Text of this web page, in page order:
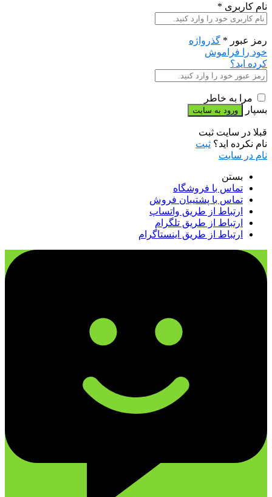
نام کاربری *
رمز عبور * گذرواژه
خود را فراموش
کرده اید؟
مرا به خاطر
بسپار
قبلا در سایت ثبت
نام نکرده اید؟ ثبت
نام در سایت
بستن
تماس با فروشگاه
تماس با پشتیبان فروش
ارتباط از طریق واتساپ
ارتباط از طریق تلگرام
ارتباط از طریق اینستاگرام